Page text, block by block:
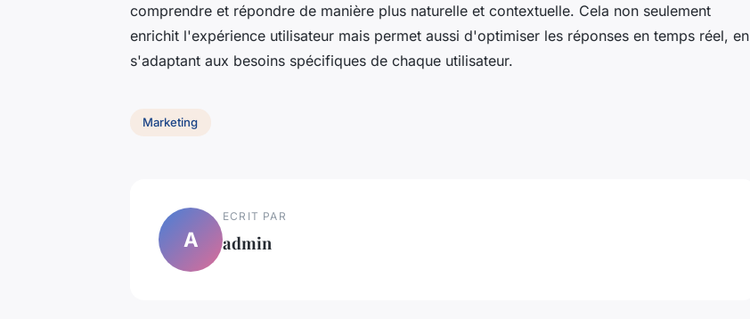
comprendre et répondre de manière plus naturelle et contextuelle. Cela non seulement
enrichit l'expérience utilisateur mais permet aussi d'optimiser les réponses en temps réel, en
s'adaptant aux besoins spécifiques de chaque utilisateur.
Marketing
A
ECRIT PAR
admin